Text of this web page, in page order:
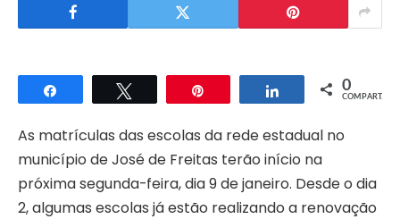
Compartilhar Compartilhar
0
COMPART.
As matrículas das escolas da rede estadual no
município de José de Freitas terão início na
próxima segunda-feira, dia 9 de janeiro. Desde o dia
2, algumas escolas já estão realizando a renovação